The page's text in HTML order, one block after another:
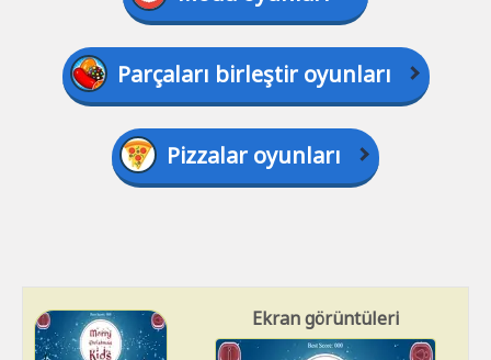
Parçaları birleştir oyunları
Pizzalar oyunları
Ekran görüntüleri